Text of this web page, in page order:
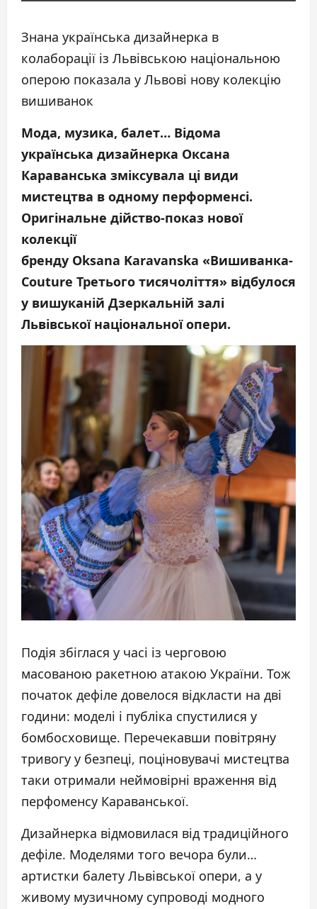
Знана українська дизайнерка в
колаборації із Львівською національною
оперою показала у Львові нову колекцію
вишиванок
Мода, музика, балет… Відома
українська дизайнерка Оксана
Караванська зміксувала ці види
мистецтва в одному перформенсі.
Оригінальне дійство-показ нової
колекції
бренду Oksana Karavanska «Вишиванка-
Couture Третього тисячоліття» відбулося
у вишуканій Дзеркальній залі
Львівської національної опери.
Подія збіглася у часі із черговою
масованою ракетною атакою України. Тож
початок дефіле довелося відкласти на дві
години: моделі і публіка спустилися у
бомбосховище. Перечекавши повітряну
тривогу у безпеці, поціновувачі мистецтва
таки отримали неймовірні враження від
перфоменсу Караванської.
Дизайнерка відмовилася від традиційного
дефіле. Моделями того вечора були…
артистки балету Львівської опери, а у
живому музичному супроводі модного